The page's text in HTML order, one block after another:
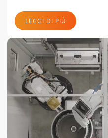
LEGGI DI PIÙ